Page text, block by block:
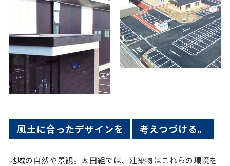
風土に合ったデザインを 考えつづける。
地域の自然や景観。太田組では、建築物はこれらの環境を